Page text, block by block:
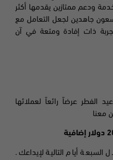
ودعم ممتازين يقدمها أكثر
جاهدين لجعل التعامل مع
ذات إفادة ومتعة في آن
الفطر عرضاً رائعاً لعملائها
معنا
أكثر خلال السبعة أيام التالية لإيداعك.